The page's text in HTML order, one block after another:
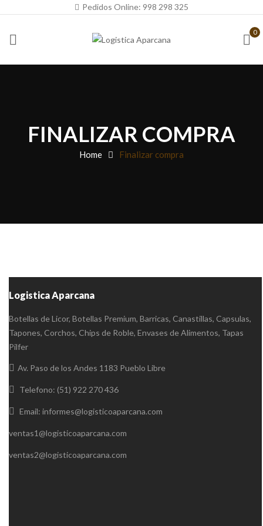
Pedidos Online: 998 298 325
0
FINALIZAR COMPRA
Home Finalizar compra
Logistica Aparcana
Botellas de Licor, Botellas Premium, Barricas, Canastillas, Capsulas,
Tapones, Corchos, Chips de Roble, Envases de Alimentos, Tapas
Pilfer
Av. Paso de los Andes 1183 Pueblo Libre
Telefono: (51) 922 270 436
Email: informes@logisticoaparcana.com
ventas1@logisticoaparcana.com
ventas2@logisticoaparcana.com